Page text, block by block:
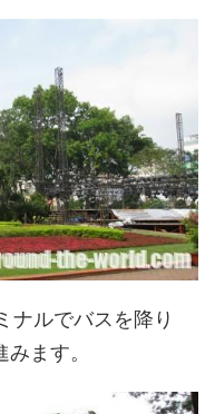
ナルでバスを降り
ます。